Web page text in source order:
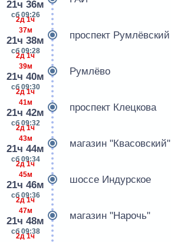
21ч 36м
сб 09:26
2д 1ч
37м
21ч 38м
сб 09:28
проспект Румлёвский
2д 1ч
39м
21ч 40м
сб 09:30
Румлёво
2д 1ч
41м
21ч 42м
сб 09:32
проспект Клецкова
2д 1ч
43м
21ч 44м
сб 09:34
магазин "Квасовский"
2д 1ч
45м
21ч 46м
сб 09:36
шоссе Индурское
2д 1ч
47м
21ч 48м
сб 09:38
магазин "Нарочь"
2д 1ч